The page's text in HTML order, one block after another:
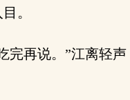
。
完再说。”江离轻声